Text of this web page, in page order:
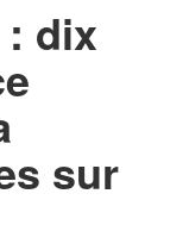
dix
sur